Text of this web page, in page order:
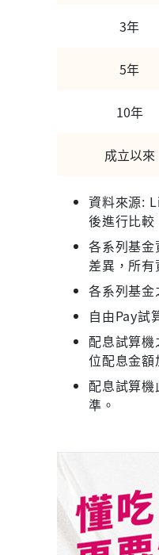
3年
5年
10年
成立以來
資料來源:
後進行比
各系列基
差異，所有
各系列基
自由Pay試
配息試算
位配息金額
配息試算
準。